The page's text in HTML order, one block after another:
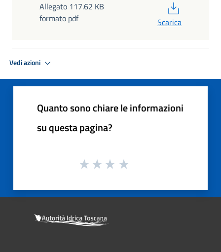
Allegato 117.62 KB
formato pdf
Scarica
Vedi azioni
Quanto sono chiare le informazioni
su questa pagina?